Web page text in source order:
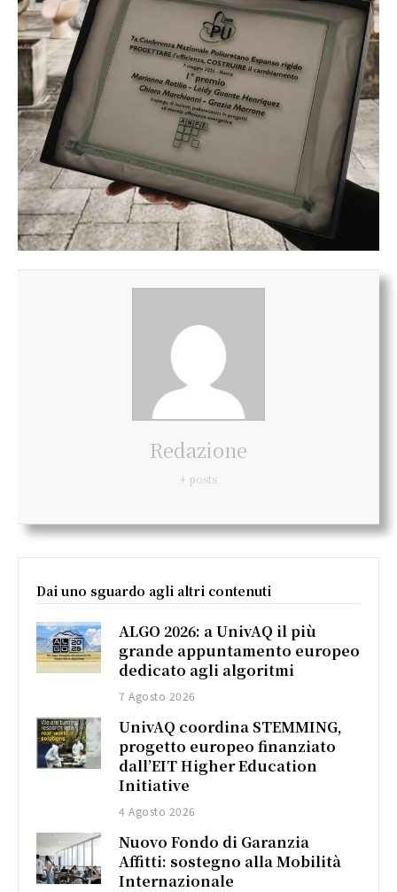
Redazione
+ posts
Dai uno sguardo agli altri contenuti
ALGO 2026: a UnivAQ il più
grande appuntamento europeo
dedicato agli algoritmi
7 Agosto 2026
UnivAQ coordina STEMMING,
progetto europeo finanziato
dall’EIT Higher Education
Initiative
4 Agosto 2026
Nuovo Fondo di Garanzia
Affitti: sostegno alla Mobilità
Internazionale